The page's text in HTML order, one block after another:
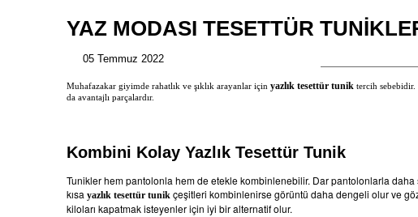
YAZ MODASI TESETTÜR
05 Temmuz 2022
Muhafazakar giyimde rahatlık ve şıklık arayanlar için yazlık tesettür tunik tercih
da avantajlı parçalardır.
Kombini Kolay Yazlık Tesettür Tunik
Tunikler hem pantolonla hem de etekle kombinlenebilir. Dar pantolonlarla
kısa yazlık tesettür tunik çeşitleri kombinlenirse görüntü daha dengeli olur ve
kiloları kapatmak isteyenler için iyi bir alternatif olur.